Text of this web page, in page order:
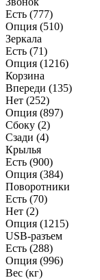
Есть (777)
Опция (510)
Зеркала
Есть (71)
Опция (1216)
Корзина
Впереди (135)
Нет (252)
Опция (897)
Сбоку (2)
Сзади (4)
Крылья
Есть (900)
Опция (384)
Поворотники
Есть (70)
Нет (2)
Опция (1215)
USB-разъем
Есть (288)
Опция (996)
Вес (кг)